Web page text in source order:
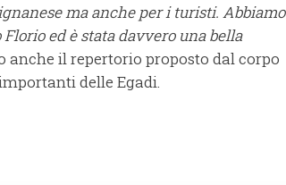
ma anche per i turisti. Abbiamo
ed è stata davvero una bella
anche il repertorio proposto dal corpo
delle Egadi.